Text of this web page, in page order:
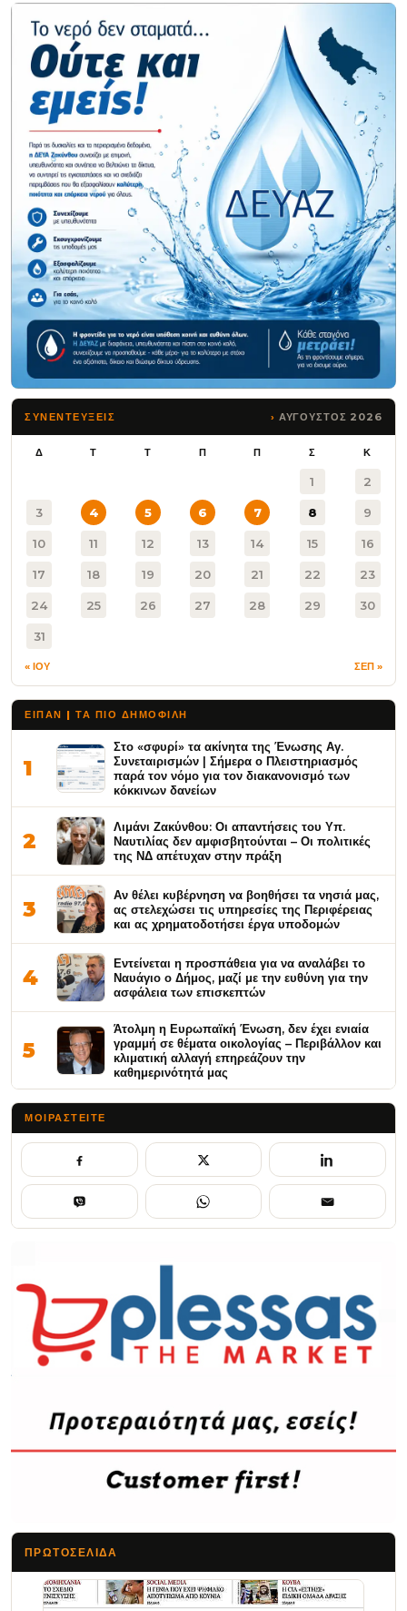
ΣΥΝΕΝΤΕΥΞΕΙΣ ΑΥΓΟΥΣΤΟΣ 2026
Δ Τ Τ Π Π Σ Κ
1 2
3 4 5 6 7 8 9
10 11 12 13 14 15 16
17 18 19 20 21 22 23
24 25 26 27 28 29 30
31
« ΙΟΥ ΣΕΠ »
ΕΙΠΑΝ | ΤΑ ΠΙΟ ΔΗΜΟΦΙΛΉ
1
Στο «σφυρί» τα ακίνητα της Ένωσης Αγ.
Συνεταιρισμών | Σήμερα ο Πλειστηριασμός
παρά τον νόμο για τον διακανονισμό των
κόκκινων δανείων
2
Λιμάνι Ζακύνθου: Οι απαντήσεις του Υπ.
Ναυτιλίας δεν αμφισβητούνται – Οι πολιτικές
της ΝΔ απέτυχαν στην πράξη
3
Αν θέλει κυβέρνηση να βοηθήσει τα νησιά μας,
ας στελεχώσει τις υπηρεσίες της Περιφέρειας
και ας χρηματοδοτήσει έργα υποδομών
4
Εντείνεται η προσπάθεια για να αναλάβει το
Ναυάγιο ο Δήμος, μαζί με την ευθύνη για την
ασφάλεια των επισκεπτών
5
Άτολμη η Ευρωπαϊκή Ένωση, δεν έχει ενιαία
γραμμή σε θέματα οικολογίας – Περιβάλλον και
κλιματική αλλαγή επηρεάζουν την
καθημερινότητά μας
ΜΟΙΡΑΣΤΕΊΤΕ
ΠΡΩΤΟΣΈΛΙΔΑ